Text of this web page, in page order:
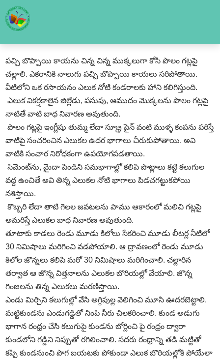
పచ్చి బొప్పాయి కాయను చిన్న చిన్న ముక్కలుగా కోసి పొలం గట్లపై
చల్లాలి. ఎకరానికి నాలుగు పచ్చి బొప్పాయి కాయలు సరిపోతాయి.
వీటిలోని ఒక రసాయనం ఎలుక నోటి కండరాలకు హాని కలిగిస్తుంది.
ఎలుక వికర్షకాలైన జిల్లేడు, పసుపు, ఆముదం మొక్కలను పొలం గట్లపై
నాటితే వాటి బాధ నివారణ అవుతుంది.
పొలం గట్లపై ఇంగ్లీషు తుమ్మ లేదా స్క్రూ పైన్‌ వంటి ముళ్ళ కంపను పరిస్తే
వాటిపై సంచరించిన ఎలుకల ఉదర భాగాలు చీరుకుపోతాయి. అవి
వాటికి సంచార నిరోధకంగా ఉపయోగపడతాయి.
సిమెంట్‌ను, మైదా పిండిని సమభాగాల్లో కలిపి పొట్లాలు కట్టి కలుగుల
వద్ద ఉంచితే అవి తిన్న ఎలుకల నోటి భాగాలు పిడచగట్టుకపోయి
నశిస్తాయి.
కొబ్బరి లేదా తాటి గెలల జవటలను పాము ఆకారంలో మలిచి గట్లపై
అమరిస్తే ఎలుకల బాధ నివారణ అవుతుంది.
తూటాకు కాడలు రెండు మూడు కిలోలు సేకరించి మూడు లీటర్ల నీటిలో
30 నిమిషాలు మరిగించి వడపోయాలి. ఆ ద్రావణంలో రెండు మూడు
కిలోల జొన్నలు కలిపి మరో 30 నిమిషాలు మరిగించాలి. చల్లారిన
తర్వాత ఆ జొన్న విత్తనాలను ఎలుకల బొరియల్లో వేయాలి. జొన్న
గింజలను తిన్న ఎలుకలు మరణిస్తాయి.
ఎండు మిర్చిని కలుగుల్లో వేసి అగ్గిపుల్ల వెలిగించి మూసి ఊదరబెట్టాలి.
మట్టికుండను ఎండుగడ్డితో నింపి నీరు చిలకరించాలి. కుండ అడుగు
భాగాన రంధ్రం చేసి కలుగుపై కుండను బోర్లించి పై రంధ్రం ద్వారా
కుండలోని గడ్డిని నిప్పుతో రగిలించాలి. సదరు రంధ్రాన్ని తడి మట్టితో
కప్పి కుండనుంచి పొగ బయటకు పోకుండా ఎలుక బొరియల్లోకి పోయేలా